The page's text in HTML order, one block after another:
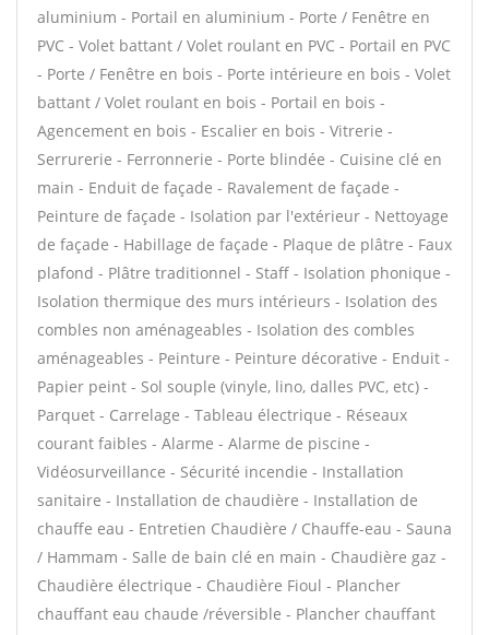
aluminium - Portail en aluminium - Porte / Fenêtre en
PVC - Volet battant / Volet roulant en PVC - Portail en PVC
- Porte / Fenêtre en bois - Porte intérieure en bois - Volet
battant / Volet roulant en bois - Portail en bois -
Agencement en bois - Escalier en bois - Vitrerie -
Serrurerie - Ferronnerie - Porte blindée - Cuisine clé en
main - Enduit de façade - Ravalement de façade -
Peinture de façade - Isolation par l'extérieur - Nettoyage
de façade - Habillage de façade - Plaque de plâtre - Faux
plafond - Plâtre traditionnel - Staff - Isolation phonique -
Isolation thermique des murs intérieurs - Isolation des
combles non aménageables - Isolation des combles
aménageables - Peinture - Peinture décorative - Enduit -
Papier peint - Sol souple (vinyle, lino, dalles PVC, etc) -
Parquet - Carrelage - Tableau électrique - Réseaux
courant faibles - Alarme - Alarme de piscine -
Vidéosurveillance - Sécurité incendie - Installation
sanitaire - Installation de chaudière - Installation de
chauffe eau - Entretien Chaudière / Chauffe-eau - Sauna
/ Hammam - Salle de bain clé en main - Chaudière gaz -
Chaudière électrique - Chaudière Fioul - Plancher
chauffant eau chaude /réversible - Plancher chauffant